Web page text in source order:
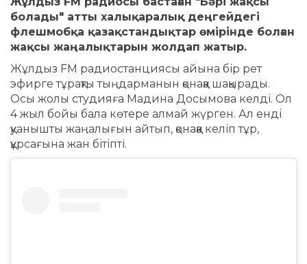
болады" атты xалықаралық деңгейдегі
флешмобқа қазақстандықтар өмірінде болған
жақсы жаңалықтарын жолдап жатыр.
Жұлдыз FM радиостанциясы айына бір рет
эфирге тұрақты тыңдарманын қонаққа шақырады.
Осы жолы студияға Мадина Досымова келді. Ол
4 жыл бойы бала көтере алмай жүрген. Ал енді
қуанышты жаңалығын айтып, қонаққа келіп тұр,
құрсағына жан бітіпті.